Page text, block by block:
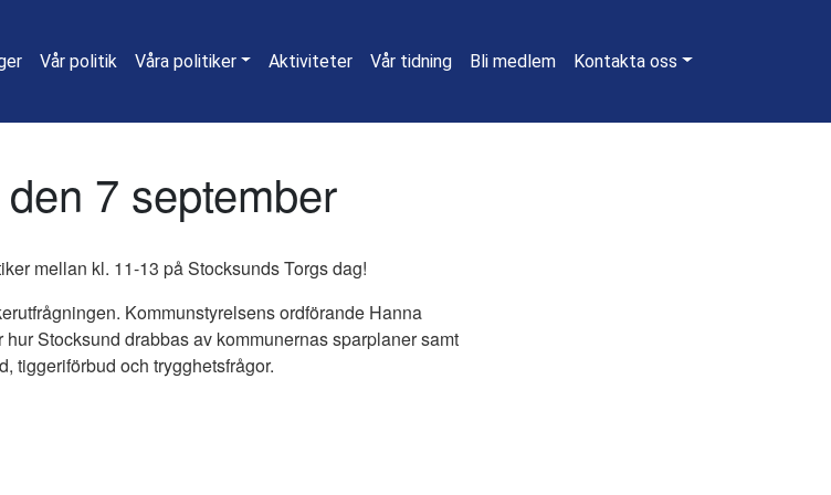
Vår politik Våra politiker Aktiviteter Vår tidning Bli medlem Kontakta oss
7 september
mellan kl. 11-13 på Stocksunds Torgs dag!
Kommunstyrelsens ordförande Hanna
Stocksund drabbas av kommunernas sparplaner samt
tiggeriförbud och trygghetsfrågor.